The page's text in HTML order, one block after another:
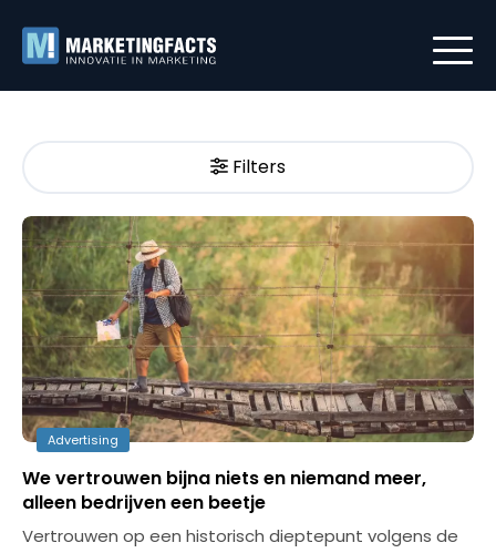
Filters
Advertising
We vertrouwen bijna niets en niemand meer,
alleen bedrijven een beetje
Vertrouwen op een historisch dieptepunt volgens de